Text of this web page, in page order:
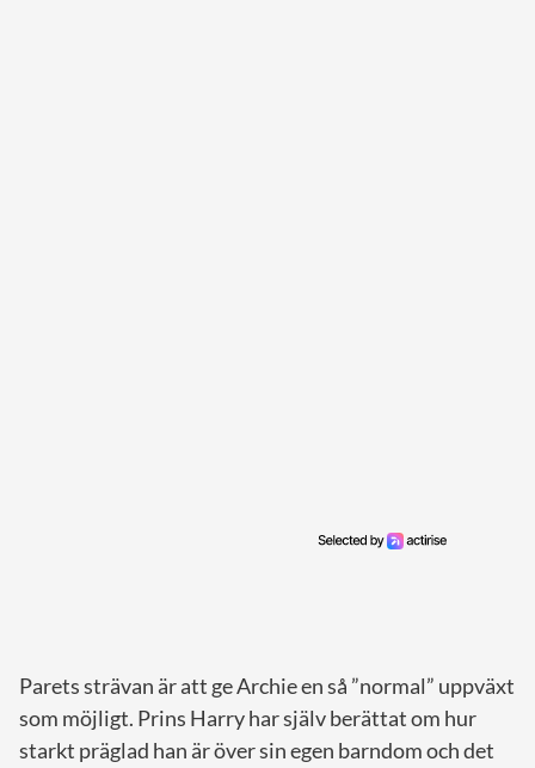
Parets strävan är att ge Archie en så ”normal” uppväxt
som möjligt. Prins Harry har själv berättat om hur
starkt präglad han är över sin egen barndom och det